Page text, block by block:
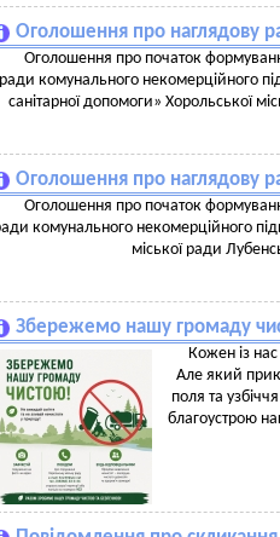
Оголошення про наглядову
Оголошення про початок
ради комунального некомерційного
санітарної допомоги» Хорольської
Оголошення про наглядову
Оголошення про початок
комунального некомерційного
міської ради
Збережемо нашу громаду
Кожен із нас
Але який
поля та
благоустрою